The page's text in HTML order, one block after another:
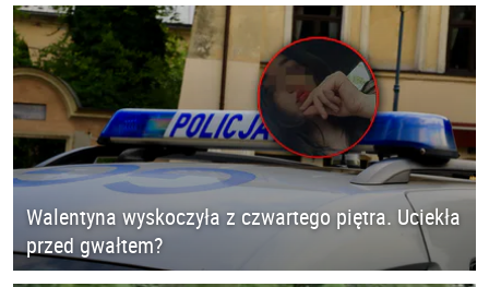
Walentyna wyskoczyła z czwartego piętra. Uciekła
przed gwałtem?